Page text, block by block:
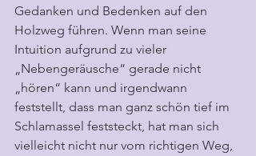
Gedanken und Bedenken auf den
Holzweg führen. Wenn man seine
Intuition aufgrund zu vieler
„Nebengeräusche“ gerade nicht
„hören“ kann und irgendwann
feststellt, dass man ganz schön tief im
Schlamassel feststeckt, hat man sich
vielleicht nicht nur vom richtigen Weg,